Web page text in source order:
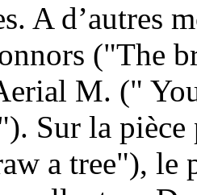
A d’autres
("The
M. ("
Sur la
a tree"), le